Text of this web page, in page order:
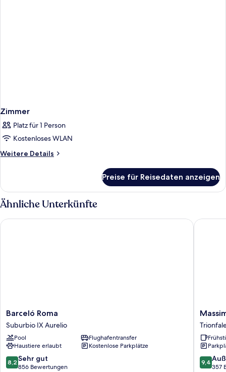
Zimmer
Platz für 1 Person
Kostenloses WLAN
Weitere Details
Weitere
Preise für Reisedaten anzeigen
Ähnliche Unterkünfte
Barceló
Roma
Suburbio
IX
Aurelio
Barceló Roma
Suburbio IX Aurelio
Pool
Flughafentransfer
Haustiere erlaubt
Kostenlose Parkplätze
8.2
von
8,2 Sehr gut
856 Bewertungen
Barceló Roma
Massimi
City
Garden
Hotel
Trionfale
9.4
von
9,4
357